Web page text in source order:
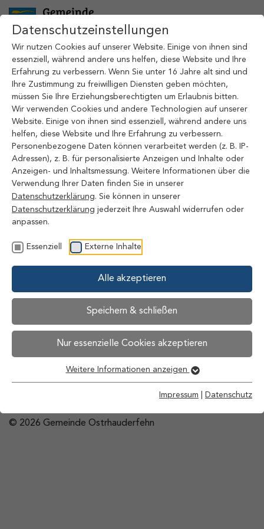
Zum Hauptinhalt springen
Gemeinde Ostrhauderfehn
Tourist-Information
Hauptstr. 117
26842 Ostrhauderfehn
04952 805 1140
info@ostrhauderfehn.de
Öffnungszeiten
8:00 Uhr bis 12:00 Uhr und 14:00 Uhr bis 17:00 Uhr
8:00 Uhr bis 12:00 Uhr und 14:00 Uhr bis 16:00 Uhr
8:00 Uhr bis 12:00 Uhr
Impressum Datenschutz Barrierefreiheit
© 2026 Gemeinde Ostrhauderfehn
Datenschutzeinstellungen
Wir nutzen Cookies auf unserer Website. Einige von ihnen sind
essenziell, während andere uns helfen, diese Website und Ihre
Erfahrung zu verbessern. Wenn Sie unter 16 Jahre alt sind und
Ihre Zustimmung zu freiwilligen Diensten geben möchten,
müssen Sie Ihre Erziehungsberechtigten um Erlaubnis bitten.
Wir verwenden Cookies und andere Technologien auf unserer
Website. Einige von ihnen sind essenziell, während andere uns
helfen, diese Website und Ihre Erfahrung zu verbessern.
Personenbezogene Daten können verarbeitet werden (z. B. IP-
Adressen), z. B. für personalisierte Anzeigen und Inhalte oder
Anzeigen- und Inhaltsmessung. Weitere Informationen über die
Verwendung Ihrer Daten finden Sie in unserer
Datenschutzerklärung. Sie können in unserer
Datenschutzerklärung jederzeit Ihre Auswahl widerrufen oder
anpassen.
Essenziell Externe Inhalte
Alle akzeptieren
Speichern & schließen
Nur essenzielle Cookies akzeptieren
Weitere Informationen anzeigen
Impressum Datenschutz